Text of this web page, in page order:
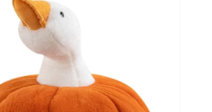
Pluche zacht speelgoedsleutelhanger
Bekijk meer >>